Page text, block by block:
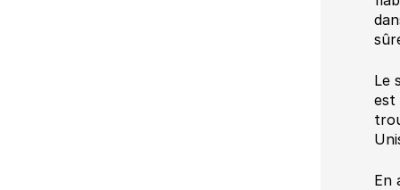
Le
est
En